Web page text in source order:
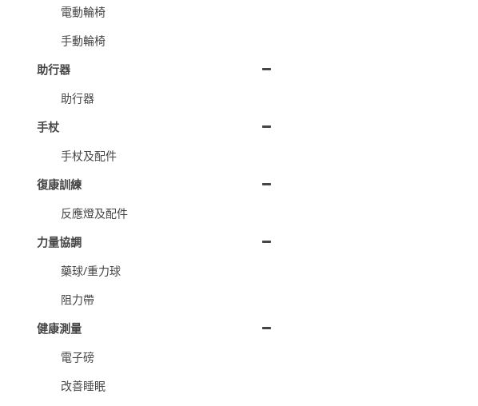
電動輪椅
手動輪椅
助行器
助行器
手杖
手杖及配件
復康訓練
反應燈及配件
力量協調
藥球/重力球
阻力帶
健康測量
電子磅
改善睡眠